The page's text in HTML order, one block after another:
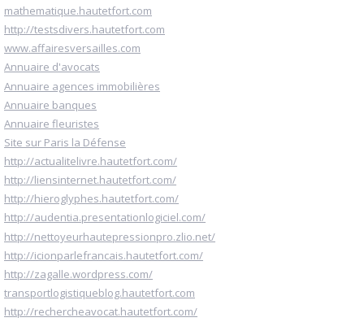
mathematique.hautetfort.com
http://testsdivers.hautetfort.com
www.affairesversailles.com
Annuaire d'avocats
Annuaire agences immobilières
Annuaire banques
Annuaire fleuristes
Site sur Paris la Défense
http://actualitelivre.hautetfort.com/
http://liensinternet.hautetfort.com/
http://hieroglyphes.hautetfort.com/
http://audentia.presentationlogiciel.com/
http://nettoyeurhautepressionpro.zlio.net/
http://icionparlefrancais.hautetfort.com/
http://zagalle.wordpress.com/
transportlogistiqueblog.hautetfort.com
http://rechercheavocat.hautetfort.com/